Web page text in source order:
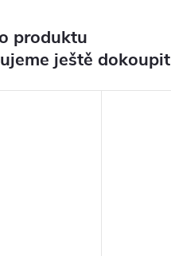
produktu
ještě dokoupit